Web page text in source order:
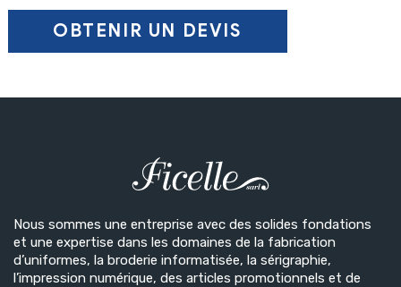
ENREGISTRER LA
PERSONNALISATION
Nous sommes une entreprise avec des solides fondations
et une expertise dans les domaines de la fabrication
d’uniformes, la broderie informatisée, la sérigraphie,
l’impression numérique, des articles promotionnels et de